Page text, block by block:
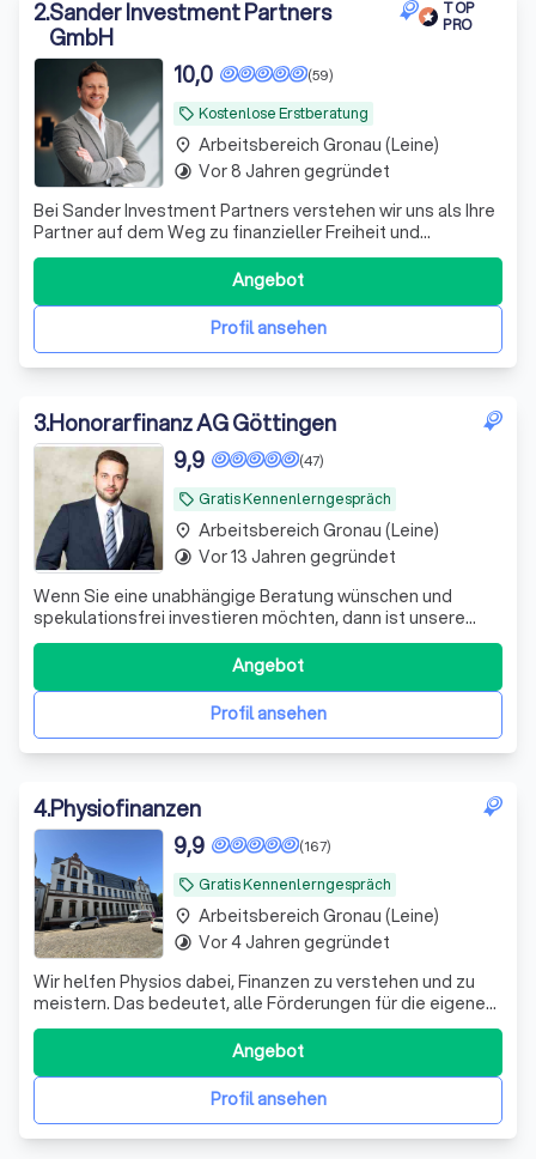
2.Sander Investment Partners
GmbH
TOP
PRO
local_offer Kostenlose Erstberatung
(59)
10,0
Bei Sander Investment Partners verstehen wir uns als Ihre
Partner auf dem Weg zu finanzieller Freiheit und
Sicherheit. Mit über einem Jahrzehnt Erfahrung im
Investmentbereich und einem engagierten Team aus
Experten bieten wir maßgeschneiderte Anlagestrategien,
die perfekt auf Ihre individuellen Bedü
Profil ansehen
Angebot
place Arbeitsbereich Gronau (Leine)
timelapse Vor 8 Jahren gegründet
3.Honorarfinanz AG Göttingen
local_offer Gratis Kennenlerngespräch
(47)
9,9
Wenn Sie eine unabhängige Beratung wünschen und
spekulationsfrei investieren möchten, dann ist unsere
Finanzplanung und Anlageberatung genau das, was Sie
Profil ansehen
Angebot
place Arbeitsbereich Gronau (Leine)
timelapse Vor 13 Jahren gegründet
4.Physiofinanzen
local_offer Gratis Kennenlerngespräch
(167)
9,9
Wir helfen Physios dabei, Finanzen zu verstehen und zu
meistern. Das bedeutet, alle Förderungen für die eigene
Vorsorge und Absicherung richtig zu nutzen.
Profil ansehen
Angebot
place Arbeitsbereich Gronau (Leine)
timelapse Vor 4 Jahren gegründet